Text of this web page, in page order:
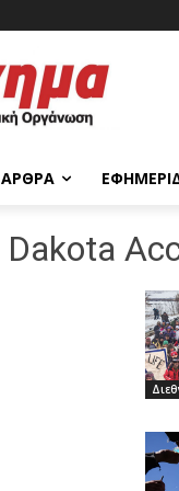
ΆΡΘΡΑ
Dakota